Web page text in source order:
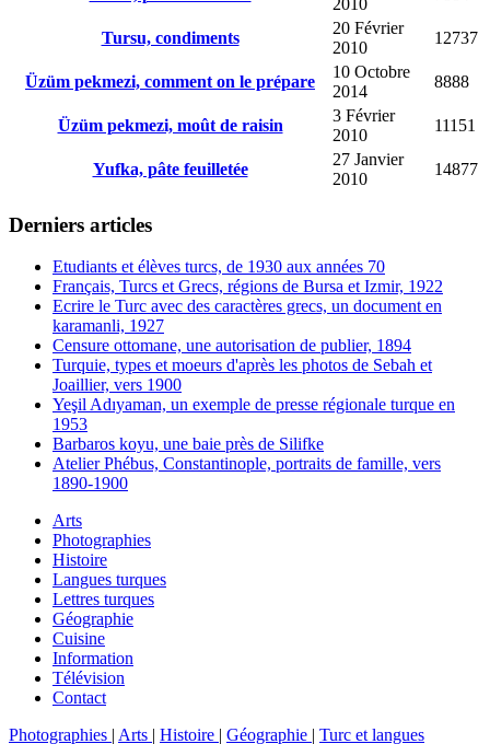
Tursu, condiments
20 Février
2010
12737
Üzüm pekmezi, comment on le prépare
10 Octobre
2014
8888
Üzüm pekmezi, moût de raisin
3 Février
2010
11151
Yufka, pâte feuilletée
27 Janvier
2010
14877
Derniers articles
Etudiants et élèves turcs, de 1930 aux années 70
Français, Turcs et Grecs, régions de Bursa et Izmir, 1922
Ecrire le Turc avec des caractères grecs, un document en
karamanli, 1927
Censure ottomane, une autorisation de publier, 1894
Turquie, types et moeurs d'après les photos de Sebah et
Joaillier, vers 1900
Yeşil Adıyaman, un exemple de presse régionale turque en
1953
Barbaros koyu, une baie près de Silifke
Atelier Phébus, Constantinople, portraits de famille, vers
1890-1900
Arts
Photographies
Histoire
Langues turques
Lettres turques
Géographie
Cuisine
Information
Télévision
Contact
Photographies | Arts | Histoire | Géographie | Turc et langues